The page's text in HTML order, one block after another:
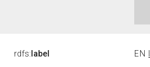
rdfs: label EN